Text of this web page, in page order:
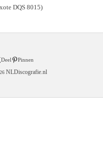
DQS 8015)
Deel Pinnen
NLDiscografie.nl